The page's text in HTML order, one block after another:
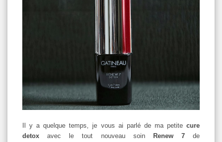
Il y a quelque temps, je vous ai parlé de ma petitecure
detox avec le tout nouveau soin Renew 7de